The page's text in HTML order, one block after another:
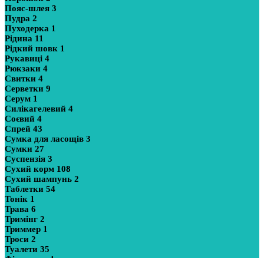
Пояс-шлея 3
Пудра 2
Пуходерка 1
Рідина 11
Рідкий шовк 1
Рукавиці 4
Рюкзаки 4
Свитки 4
Серветки 9
Серум 1
Силікагелевий 4
Соєвий 4
Спрей 43
Сумка для ласощів 3
Сумки 27
Суспензія 3
Сухий корм 108
Сухий шампунь 2
Таблетки 54
Тонік 1
Трава 6
Тримінг 2
Триммер 1
Троси 2
Туалети 35